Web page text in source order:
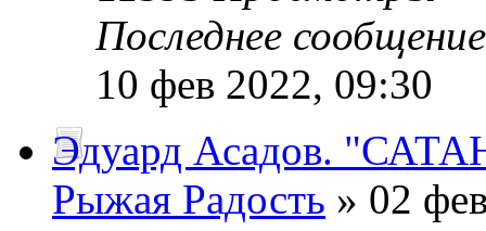
Последнее
10 фев 2022, 09:30
Эдуард Асадов.
Рыжая Радость » 02